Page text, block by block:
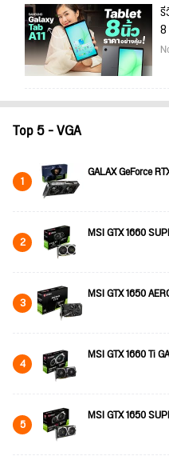
Top 5 - VGA
1 GALAX GeForce
2 MSI GTX 1660
3 MSI GTX 1650
4 MSI GTX 1660 Ti
5 MSI GTX 1650